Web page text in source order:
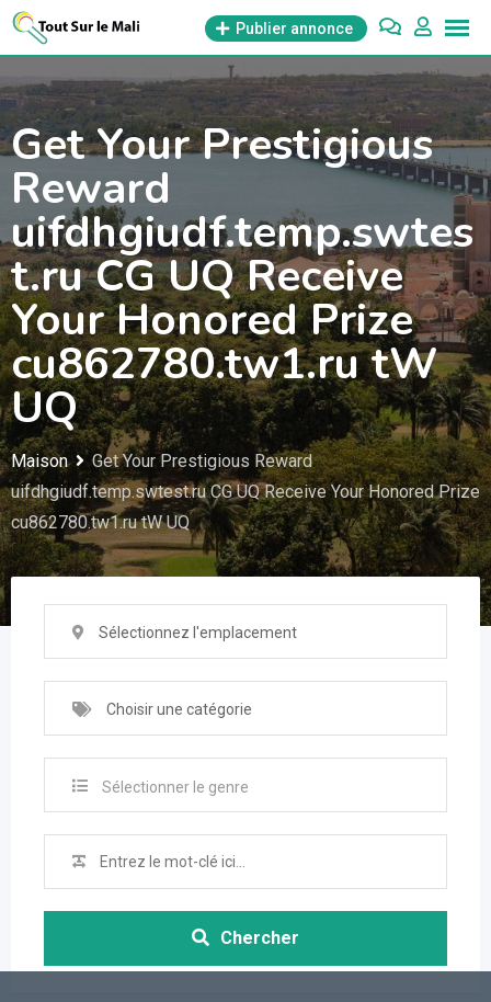
Aller
contenu
Publier annonce
Get Your Prestigious
Reward
uifdhgiudf.temp.swtes
t.ru CG UQ Receive
Your Honored Prize
cu862780.tw1.ru tW
UQ
Maison
Get Your Prestigious Reward
uifdhgiudf.temp.swtest.ru CG UQ Receive Your Honored Prize
cu862780.tw1.ru tW UQ
Sélectionnez l'emplacement
Choisir une catégorie
Sélectionner le genre
Chercher